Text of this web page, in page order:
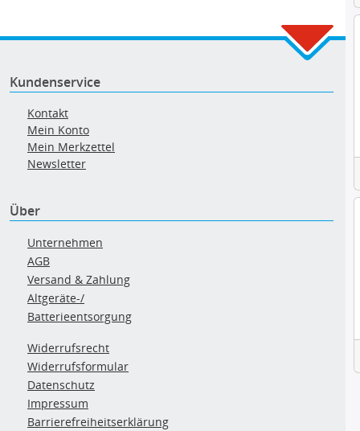
Kundenservice
Kontakt
Mein Konto
Mein Merkzettel
Newsletter
Über
Unternehmen
AGB
Versand & Zahlung
Altgeräte-/
Batterieentsorgung
Widerrufsrecht
Widerrufsformular
Datenschutz
Impressum
Barrierefreiheitserklärung